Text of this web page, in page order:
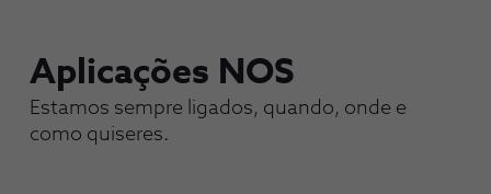
Aplicações NOS
Estamos sempre ligados, quando, onde e
como quiseres.